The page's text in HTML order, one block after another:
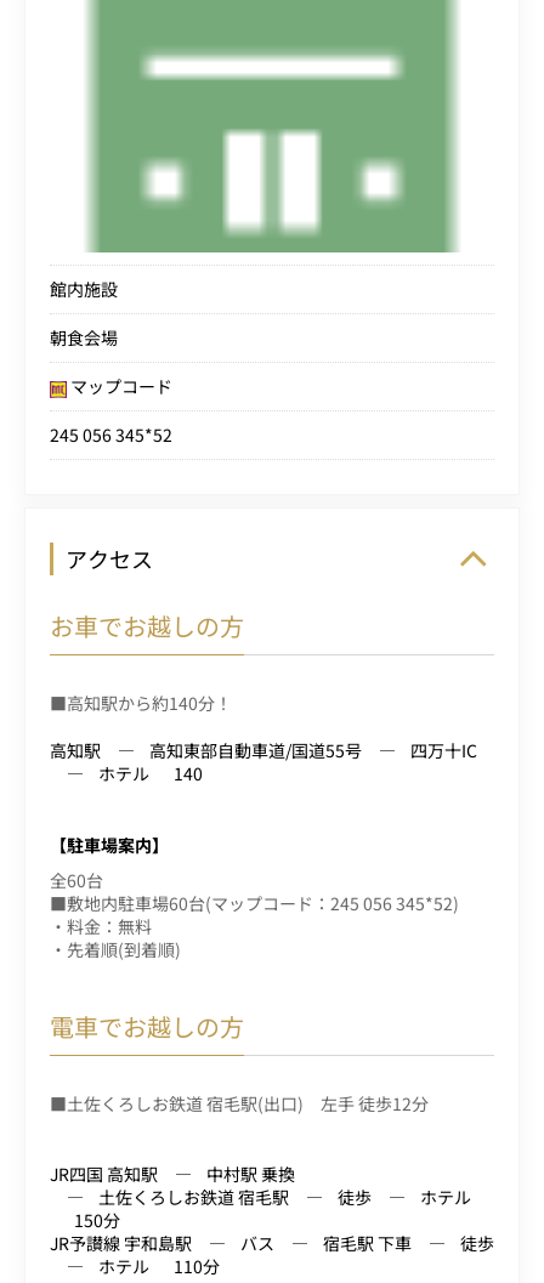
館内施設
朝食会場
マップコード
245 056 345*52
アクセス
お車でお越しの方
■高知駅から約140分！
高知駅
高知東部自動車道/国道55号
四万十IC
ホテル
140
【駐車場案内】
全60台
■敷地内駐車場60台(マップコード：245 056 345*52)
・料金：無料
・先着順(到着順)
電車でお越しの方
■土佐くろしお鉄道 宿毛駅(出口) 左手 徒歩12分
JR四国 高知駅
中村駅 乗換
土佐くろしお鉄道 宿毛駅
徒歩
ホテル
150分
JR予讃線 宇和島駅
バス 宿毛駅 下車
徒歩
ホテル
110分